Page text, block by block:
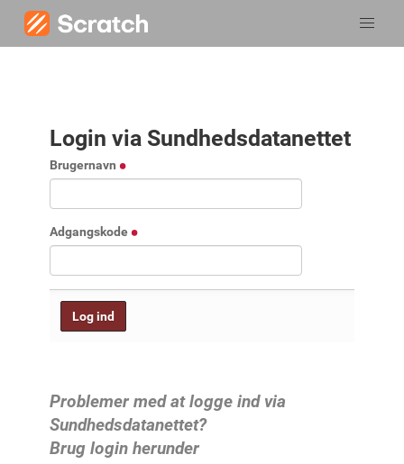
Login via Sundhedsdatanettet
Brugernavn
Adgangskode
Problemer med at logge ind via
Sundhedsdatanettet?
Brug login herunder